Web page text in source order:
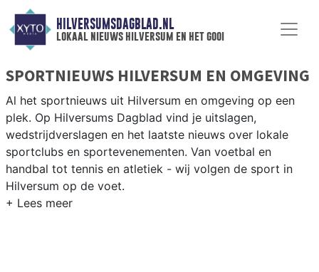
HILVERSUMSDAGBLAD.NL
lokaal nieuws hilversum en het gooi
SPORTNIEUWS HILVERSUM EN OMGEVING
Al het sportnieuws uit Hilversum en omgeving op een
plek. Op Hilversums Dagblad vind je uitslagen,
wedstrijdverslagen en het laatste nieuws over lokale
sportclubs en sportevenementen. Van voetbal en
handbal tot tennis en atletiek - wij volgen de sport in
Hilversum op de voet.